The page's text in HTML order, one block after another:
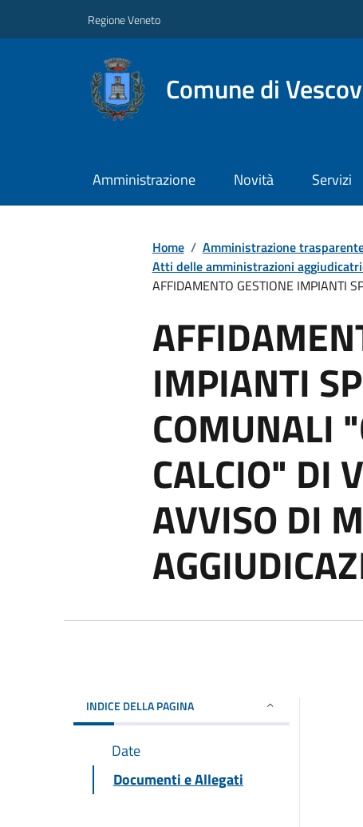
Regione Veneto
Comune di
Amministrazione Novità Servizi
Home / Amministrazione
Atti delle amministrazioni
AFFIDAMENTO GESTIONE IMPIANTI
IMPIANTI
COMUNALI
CALCIO" DI
AVVISO DI
INDICE DELLA PAGINA
Date
Documenti e Allegati